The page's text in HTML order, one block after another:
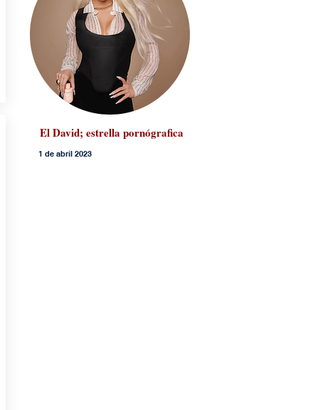
El David; estrella pornógrafica
1 de abril 2023